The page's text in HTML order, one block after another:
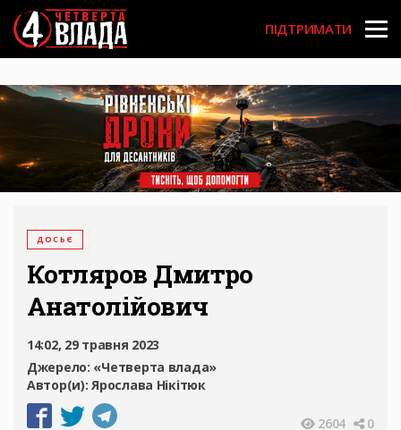
Перейти
до
основного
вмісту
User
account
menu
ПІДТРИМАТИ
ДОСЬЄ
Котляров Дмитро
Анатолійович
14:02, 29 травня 2023
Джерело: «Четверта влада»
Автор(и):Ярослава Нікітюк
2604 0